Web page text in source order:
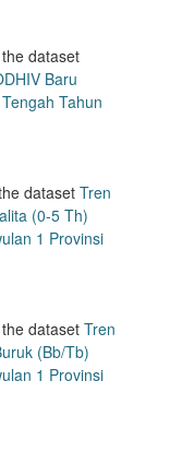
dataset
Baru
Tahun
dataset Tren
(0-5 Th)
1 Provinsi
datasetTren
(Bb/Tb)
1 Provinsi